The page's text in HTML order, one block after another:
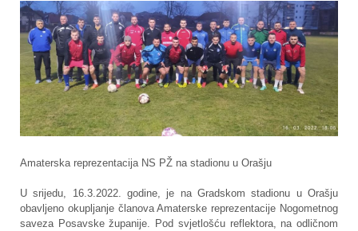
Amaterska reprezentacija NS PŽ na stadionu u Orašju
U srijedu, 16.3.2022. godine, je na Gradskom stadionu u Orašju
obavljeno okupljanje članova Amaterske reprezentacije Nogometnog
saveza Posavske županije. Pod svjetlošću reflektora, na odličnom